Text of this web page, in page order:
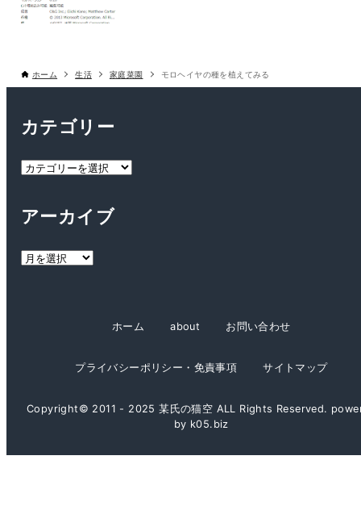
ホーム 生活 家庭菜園 モロヘイヤの種を植えてみる
カテゴリー
カ
リ
アーカイブ
ア
ホーム about お問い合わせ
プライバシーポリシー・免責事項 サイトマップ
Copyright© 2011 - 2025 某氏の猫空 ALL Rights Reserved.
by k05.biz